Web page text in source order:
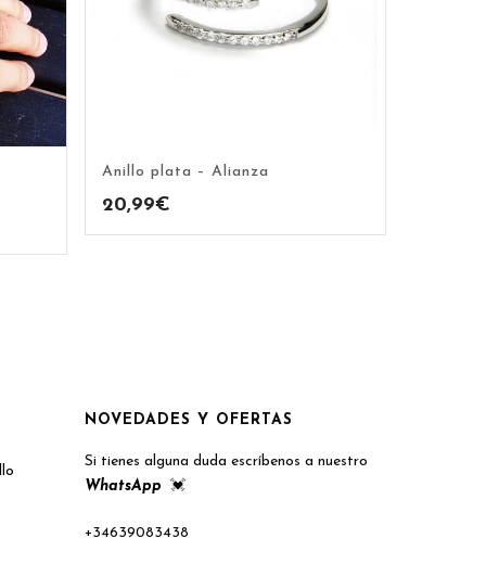
Anillo plata – Alianza
20,99€
NOVEDADES Y OFERTAS
Si tienes alguna duda escríbenos a nuestro
WhatsApp 💓
+34639083438